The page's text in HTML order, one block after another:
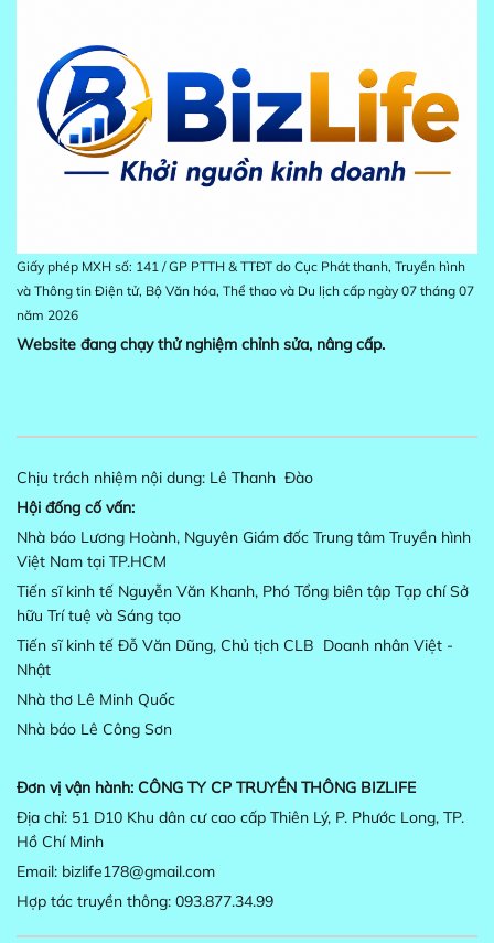
Giấy phép MXH số: 141 / GP PTTH & TTĐT do Cục Phát thanh, Truyền hình
và Thông tin Điện tử, Bộ Văn hóa, Thể thao và Du lịch cấp ngày 07 tháng 07
năm 2026
Website đang chạy thử nghiệm chỉnh sửa, nâng cấp.
Chịu trách nhiệm nội dung: Lê Thanh Đào
Hội đống cố vấn:
Nhà báo Lương Hoành, Nguyên Giám đốc Trung tâm Truyền hình
Việt Nam tại TP.HCM
Tiến sĩ kinh tế Nguyễn Văn Khanh, Phó Tổng biên tập Tạp chí Sở
hữu Trí tuệ và Sáng tạo
Tiến sĩ kinh tế Đỗ Văn Dũng, Chủ tịch CLB Doanh nhân Việt -
Nhật
Nhà thơ Lê Minh Quốc
Nhà báo Lê Công Sơn
Đơn vị vận hành: CÔNG TY CP TRUYỀN THÔNG BIZLIFE
Địa chỉ: 51 D10 Khu dân cư cao cấp Thiên Lý, P. Phước Long, TP.
Hồ Chí Minh
Email: bizlife178@gmail.com
Hợp tác truyền thông: 093.877.34.99